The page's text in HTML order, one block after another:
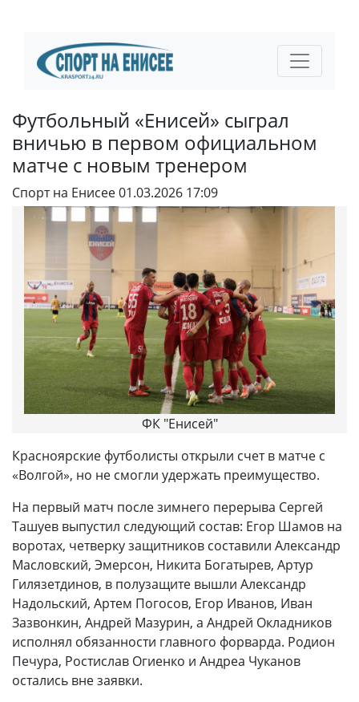
Футбольный «Енисей» сыграл
вничью в первом официальном
матче с новым тренером
Спорт на Енисее01.03.2026 17:09
ФК "Енисей"
Красноярские футболисты открыли счет в матче с
«Волгой», но не смогли удержать преимущество.
На первый матч после зимнего перерыва Сергей
Ташуев выпустил следующий состав: Егор Шамов на
воротах, четверку защитников составили Александр
Масловский, Эмерсон, Никита Богатырев, Артур
Гилязетдинов, в полузащите вышли Александр
Надольский, Артем Погосов, Егор Иванов, Иван
Зазвонкин, Андрей Мазурин, а Андрей Окладников
исполнял обязанности главного форварда. Родион
Печура, Ростислав Огиенко и Андреа Чуканов
остались вне заявки.